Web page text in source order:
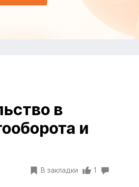
в
и
В закладки 1